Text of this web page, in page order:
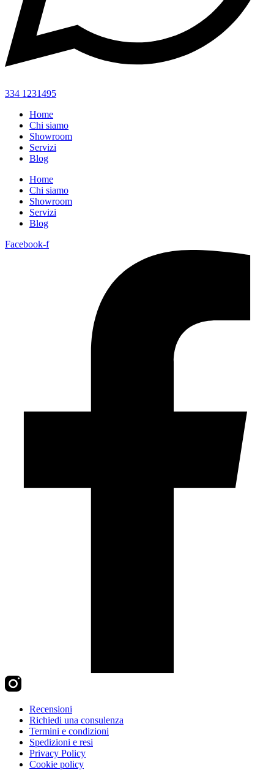
334 1231495
Home
Chi siamo
Showroom
Servizi
Blog
Home
Chi siamo
Showroom
Servizi
Blog
Facebook-f
Recensioni
Richiedi una consulenza
Termini e condizioni
Spedizioni e resi
Privacy Policy
Cookie policy